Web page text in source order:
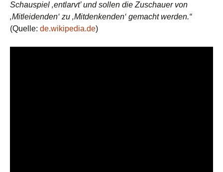
Schauspiel ‚entlarvt’ und sollen die Zuschauer von
‚Mitleidenden‘ zu ‚Mitdenkenden‘ gemacht werden.“
(Quelle: de.wikipedia.de)